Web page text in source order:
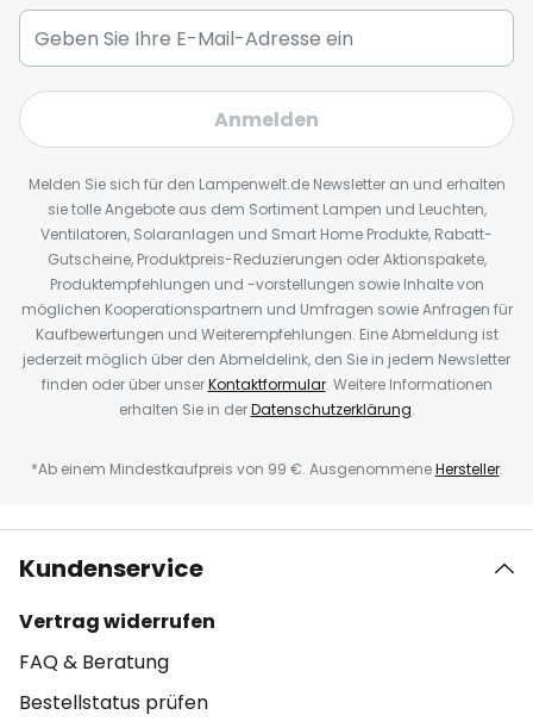
Anmelden
Melden Sie sich für den Lampenwelt.de Newsletter an und erhalten
sie tolle Angebote aus dem Sortiment Lampen und Leuchten,
Ventilatoren, Solaranlagen und Smart Home Produkte, Rabatt-
Gutscheine, Produktpreis-Reduzierungen oder Aktionspakete,
Produktempfehlungen und -vorstellungen sowie Inhalte von
möglichen Kooperationspartnern und Umfragen sowie Anfragen für
Kaufbewertungen und Weiterempfehlungen. Eine Abmeldung ist
jederzeit möglich über den Abmeldelink, den Sie in jedem Newsletter
finden oder über unserKontaktformular. Weitere Informationen
erhalten Sie in derDatenschutzerklärung.
*Ab einem Mindestkaufpreis von 99 €. AusgenommeneHersteller.
Kundenservice
Vertrag widerrufen
FAQ & Beratung
Bestellstatus prüfen